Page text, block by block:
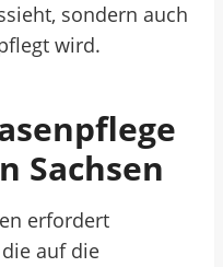
sondern auch
wird.
Sachsen
erfordert
auf die